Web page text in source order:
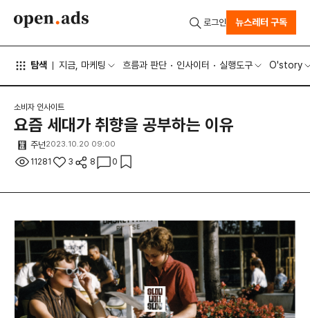
탐색 지금, 마케팅 흐름과 판단 인사이터 실행도구 O'story
로그인 뉴스레터 구독
소비자 인사이트
요즘 세대가 취향을 공부하는 이유
주넌2023.10.20 09:00
11281 3 8 0